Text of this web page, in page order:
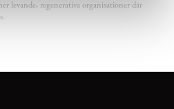
levande, regenerativa organisationer där